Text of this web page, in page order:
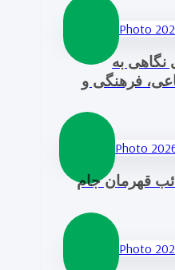
نگاهی به
فرهنگی و
قهرمان جام